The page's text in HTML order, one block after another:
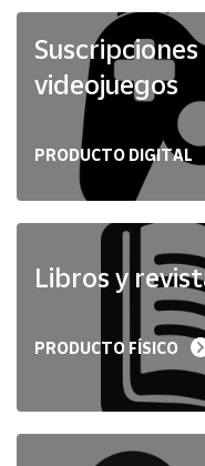
Ubicación
Península
Baleares
Melilla
videojuegos
PRODUCTO DIGITAL
Libros y
PRODUCTO FÍSICO